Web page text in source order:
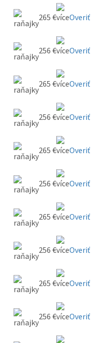
265 € Overiť
256 € Overiť
265 € Overiť
256 € Overiť
265 € Overiť
256 € Overiť
265 € Overiť
256 € Overiť
265 € Overiť
256 € Overiť